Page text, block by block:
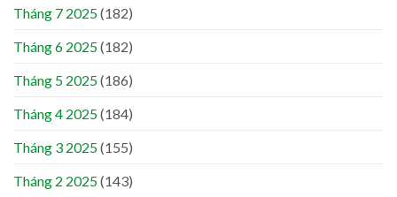
Tháng 7 2025(182)
Tháng 6 2025(182)
Tháng 5 2025(186)
Tháng 4 2025(184)
Tháng 3 2025(155)
Tháng 2 2025(143)